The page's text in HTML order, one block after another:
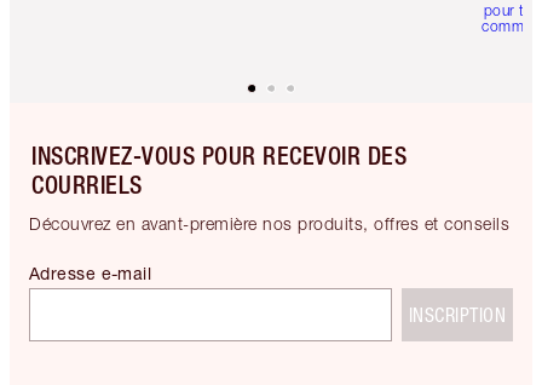
pour
INSCRIVEZ-VOUS POUR RECEVOIR DES
COURRIELS
Découvrez en avant-première nos produits, offres et conseils
Adresse e-mail
INSCRIPTION